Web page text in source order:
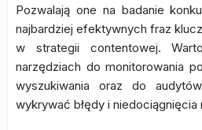
Pozwalają one na badanie
najbardziej efektywnych fraz
w strategii contentowej.
narzędziach do monitorowania
wyszukiwania oraz do
wykrywać błędy i niedociągnięcia